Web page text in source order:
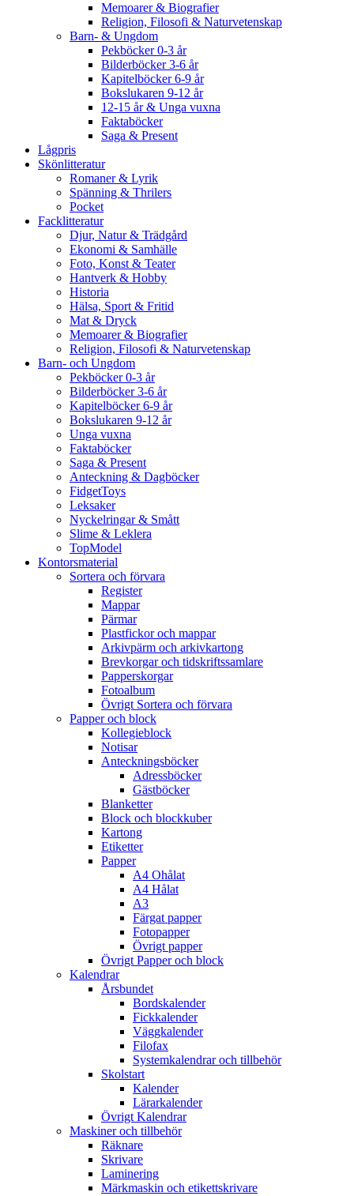
Memoarer & Biografier
Religion, Filosofi & Naturvetenskap
Barn- & Ungdom
Pekböcker 0-3 år
Bilderböcker 3-6 år
Kapitelböcker 6-9 år
Bokslukaren 9-12 år
12-15 år & Unga vuxna
Faktaböcker
Saga & Present
Lågpris
Skönlitteratur
Romaner & Lyrik
Spänning & Thrilers
Pocket
Facklitteratur
Djur, Natur & Trädgård
Ekonomi & Samhälle
Foto, Konst & Teater
Hantverk & Hobby
Historia
Hälsa, Sport & Fritid
Mat & Dryck
Memoarer & Biografier
Religion, Filosofi & Naturvetenskap
Barn- och Ungdom
Pekböcker 0-3 år
Bilderböcker 3-6 år
Kapitelböcker 6-9 år
Bokslukaren 9-12 år
Unga vuxna
Faktaböcker
Saga & Present
Anteckning & Dagböcker
FidgetToys
Leksaker
Nyckelringar & Smått
Slime & Leklera
TopModel
Kontorsmaterial
Sortera och förvara
Register
Mappar
Pärmar
Plastfickor och mappar
Arkivpärm och arkivkartong
Brevkorgar och tidskriftssamlare
Papperskorgar
Fotoalbum
Övrigt Sortera och förvara
Papper och block
Kollegieblock
Notisar
Anteckningsböcker
Adressböcker
Gästböcker
Blanketter
Block och blockkuber
Kartong
Etiketter
Papper
A4 Ohålat
A4 Hålat
A3
Färgat papper
Fotopapper
Övrigt papper
Övrigt Papper och block
Kalendrar
Årsbundet
Bordskalender
Fickkalender
Väggkalender
Filofax
Systemkalendrar och tillbehör
Skolstart
Kalender
Lärarkalender
Övrigt Kalendrar
Maskiner och tillbehör
Räknare
Skrivare
Laminering
Märkmaskin och etikettskrivare